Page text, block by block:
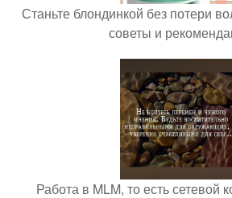
Станьте блондинкой без потери
советы и
Работа в MLM, то есть сетевой